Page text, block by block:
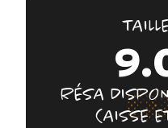
ASSURANCE
RÉSA
CAISSE